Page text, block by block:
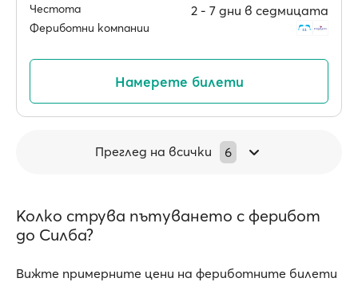
Честота 2 ‐ 7 дни в седмицата
Фериботни компании
Намерете билети
Преглед на всички 6
Колко струва пътуването с ферибот
до Силба?
Вижте примерните цени на фериботните билети